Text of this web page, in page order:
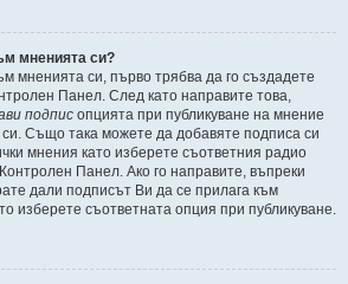
мненията си?
мненията си, първо трябва да го създадете
Панел. След като направите това,
подпис опцията при публикуване на мнение
Също така можете да добавяте подписа си
мнения като изберете съответния радио
Панел. Ако го направите, въпреки
дали подписът Ви да се прилага към
изберете съответната опция при публикуване.